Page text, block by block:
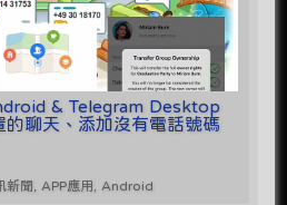
& Telegram Desktop
的聊天、添加沒有電話號碼
新聞, APP應用, Android